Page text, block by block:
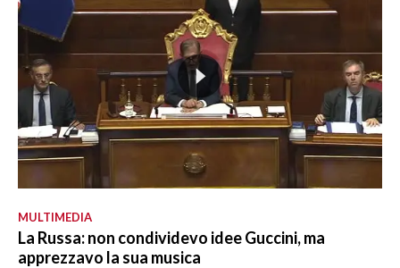
MULTIMEDIA
La Russa: non condividevo idee Guccini, ma
apprezzavo la sua musica